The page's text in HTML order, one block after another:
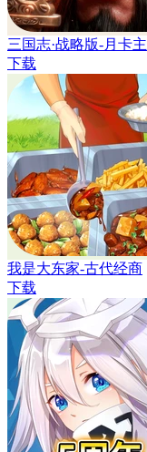
三国志·战略版-月卡
下载
我是大东家-古代经商
下载